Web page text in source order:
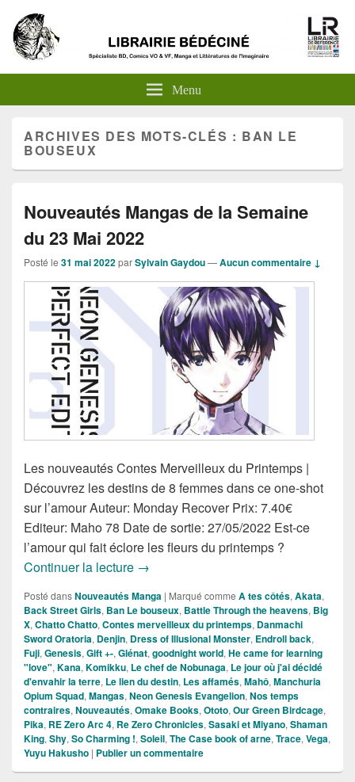
Menu
ARCHIVES DES MOTS-CLÉS : BAN LE
BOUSEUX
Nouveautés Mangas de la Semaine
du 23 Mai 2022
Posté le 31 mai 2022parSylvain Gaydou—Aucun commentaire ↓
Les nouveautés Contes Merveilleux du Printemps |
Découvrez les destins de 8 femmes dans ce one-shot
sur l’amour Auteur: Monday Recover Prix: 7.40€
Editeur: Maho 78 Date de sortie: 27/05/2022 Est-ce
l’amour qui fait éclore les fleurs du printemps ?
Continuer la lecture Nouveautés Mangas de la Semaine
→
Posté dansNouveautés Manga | Marqué comme A tes côtés, Akata,
Back Street Girls, Ban Le bouseux, Battle Through the heavens, Big
X, Chatto Chatto, Contes merveilleux du printemps, Danmachi
Sword Oratoria, Denjin, Dress of Illusional Monster, Endroll back,
Fuji, Genesis, Gift +-, Glénat, goodnight world, He came for learning
"love", Kana, Komikku, Le chef de Nobunaga, Le jour où j'ai décidé
d'envahir la terre, Le lien du destin, Les affamés, Mahô, Manchuria
Opium Squad, Mangas, Neon Genesis Evangelion, Nos temps
contraires, Nouveautés, Omake Books, Ototo, Our Green Birdcage,
Pika, RE Zero Arc 4, Re Zero Chronicles, Sasaki et Miyano, Shaman
King, Shy, So Charming !, Soleil, The Case book of arne, Trace, Vega,
Yuyu Hakusho | Publier un commentaire